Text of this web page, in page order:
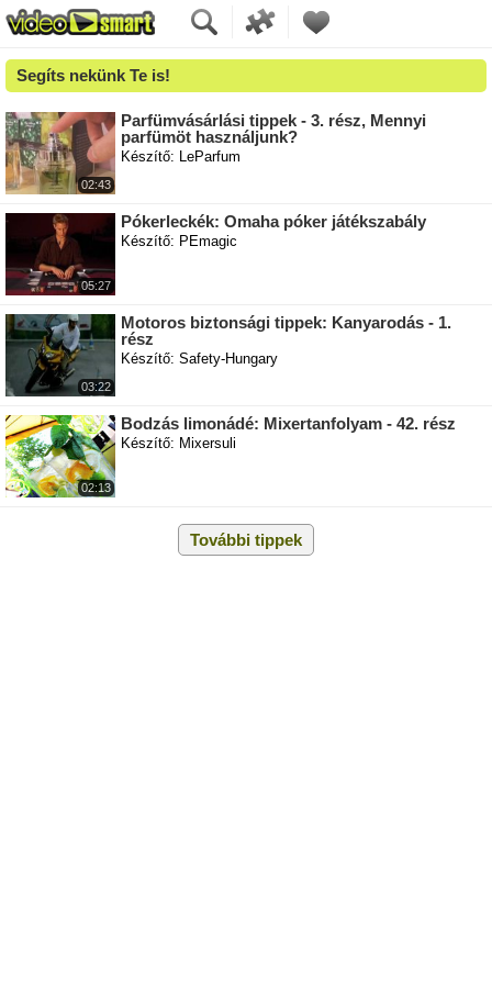
Segíts nekünk Te is!
02:43
Parfümvásárlási tippek - 3. rész, Mennyi
parfümöt használjunk?
Készítő: LeParfum
05:27
Pókerleckék: Omaha póker játékszabály
Készítő: PEmagic
03:22
Motoros biztonsági tippek: Kanyarodás - 1.
rész
Készítő: Safety-Hungary
02:13
Bodzás limonádé: Mixertanfolyam - 42. rész
Készítő: Mixersuli
További tippek